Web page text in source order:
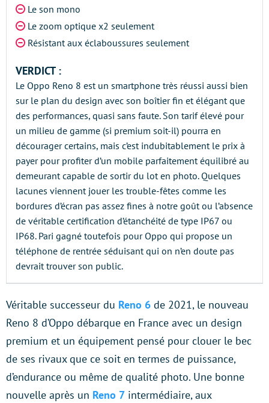
Le son mono
Le zoom optique x2 seulement
Résistant aux éclaboussures seulement
VERDICT :
Le Oppo Reno 8 est un smartphone très réussi aussi bien
sur le plan du design avec son boîtier fin et élégant que
des performances, quasi sans faute. Son tarif élevé pour
un milieu de gamme (si premium soit-il) pourra en
décourager certains, mais c’est indubitablement le prix à
payer pour profiter d’un mobile parfaitement équilibré au
demeurant capable de sortir du lot en photo. Quelques
lacunes viennent jouer les trouble-fêtes comme les
bordures d’écran pas assez fines à notre goût ou l’absence
de véritable certification d’étanchéité de type IP67 ou
IP68. Pari gagné toutefois pour Oppo qui propose un
téléphone de rentrée séduisant qui on n’en doute pas
devrait trouver son public.
Véritable successeur du Reno 6 de 2021, le nouveau
Reno 8 d’Oppo débarque en France avec un design
premium et un équipement pensé pour clouer le bec
de ses rivaux que ce soit en termes de puissance,
d’endurance ou même de qualité photo. Une bonne
nouvelle après un Reno 7 intermédiaire, aux